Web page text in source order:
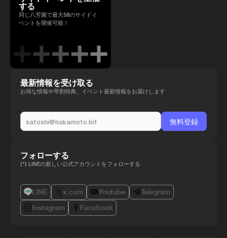
する
同じ八芳園で最大58のサイドイ
ベントを開催可能！
最新情報を受け取る
お得な情報や早割特典、イベント最新情報をお届けします
フォローする
(*) LINEの新しい公式アカウントをフォローする
LINE x.com Youtube
Telegram
Instagram
Facebook